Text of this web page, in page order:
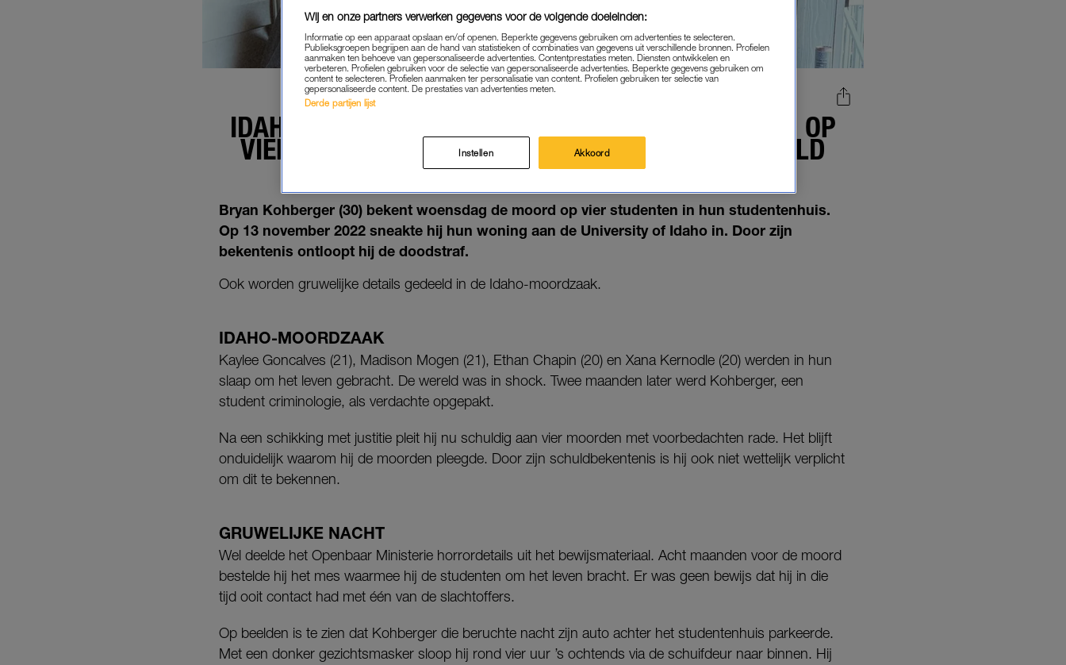
IDAHO-MOORDZAAK: VERDACHTE BEKENT MOORD OP
VIER STUDENTEN – GRUWELIJKE DETAILS ONTHULD
TRENDING|SCHOKKEND
03-07-2025 | AMBER BROUWERS
Bryan Kohberger (30) bekent woensdag de moord op vier studenten in hun studentenhuis.
Op 13 november 2022 sneakte hij hun woning aan de University of Idaho in. Door zijn
bekentenis ontloopt hij de doodstraf.
Ook worden gruwelijke details gedeeld in de Idaho-moordzaak.
IDAHO-MOORDZAAK
Kaylee Goncalves (21), Madison Mogen (21), Ethan Chapin (20) en Xana Kernodle (20) werden in hun
slaap om het leven gebracht. De wereld was in shock. Twee maanden later werd Kohberger, een
student criminologie, als verdachte opgepakt.
Na een schikking met justitie pleit hij nu schuldig aan vier moorden met voorbedachten rade. Het blijft
onduidelijk waarom hij de moorden pleegde. Door zijn schuldbekentenis is hij ook niet wettelijk verplicht
om dit te bekennen.
GRUWELIJKE NACHT
Wel deelde het Openbaar Ministerie horrordetails uit het bewijsmateriaal. Acht maanden voor de moord
bestelde hij het mes waarmee hij de studenten om het leven bracht. Er was geen bewijs dat hij in die
tijd ooit contact had met één van de slachtoffers.
Op beelden is te zien dat Kohberger die beruchte nacht zijn auto achter het studentenhuis parkeerde.
Met een donker gezichtsmasker sloop hij rond vier uur ’s ochtends via de schuifdeur naar binnen. Hij
Wij en onze partners verwerken gegevens voor de volgende doeleinden:
Informatie op een apparaat opslaan en/of openen. Beperkte gegevens gebruiken om advertenties te selecteren.
Publieksgroepen begrijpen aan de hand van statistieken of combinaties van gegevens uit verschillende bronnen. Profielen
aanmaken ten behoeve van gepersonaliseerde advertenties. Contentprestaties meten. Diensten ontwikkelen en
verbeteren. Profielen gebruiken voor de selectie van gepersonaliseerde advertenties. Beperkte gegevens gebruiken om
content te selecteren. Profielen aanmaken ter personalisatie van content. Profielen gebruiken ter selectie van
gepersonaliseerde content. De prestaties van advertenties meten.
Derde partijen lijst
Instellen Akkoord